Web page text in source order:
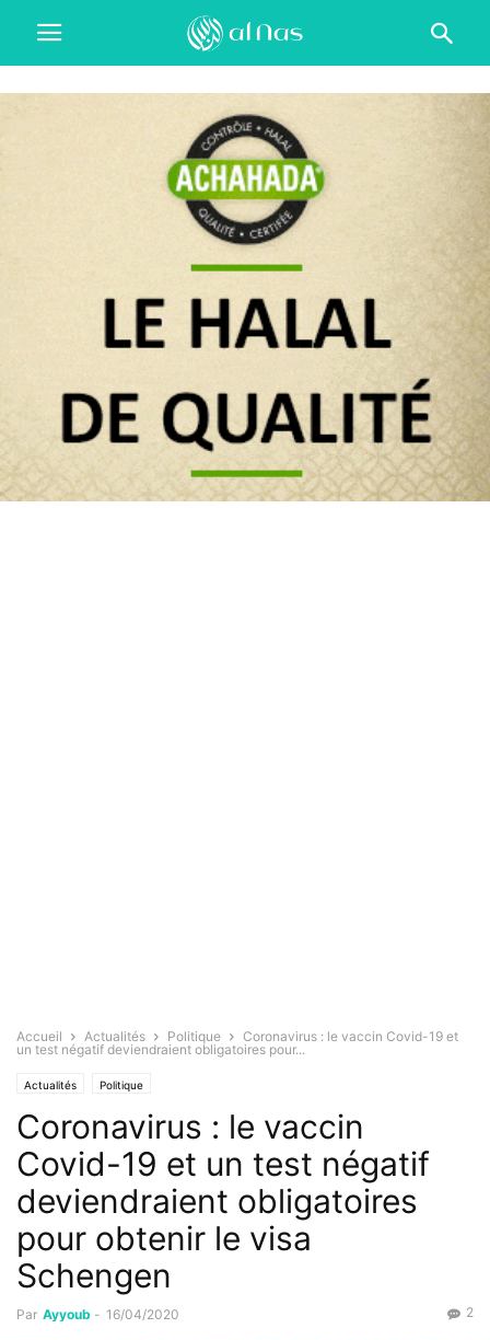
Accueil Actualités Politique
Coronavirus : le vaccin Covid-19 et
un test négatif deviendraient obligatoires pour...
Actualités Politique
Coronavirus : le vaccin
Covid-19 et un test négatif
deviendraient obligatoires
pour obtenir le visa
Schengen
Par Ayyoub - 16/04/2020 2